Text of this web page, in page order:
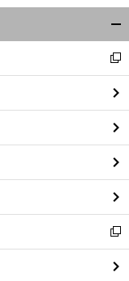
閉
る
新
し
い
ウ
ィ
ン
ド
ウ
で
開
く
新
し
い